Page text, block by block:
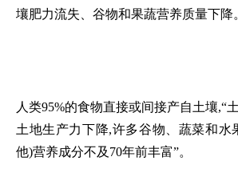
壤肥力流失、谷物和果蔬营养质量下降
人类95%的食物直接或间接产自土壤,“
土地生产力下降,许多谷物、蔬菜和水
他)营养成分不及70年前丰富”。